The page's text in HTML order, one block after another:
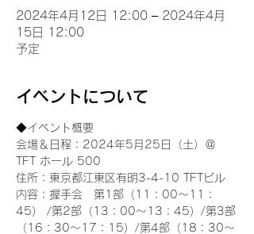
2024年4月12日 12:00 – 2024年4月
15日 12:00
予定
イベントについて
◆イベント概要
会場＆日程：2024年5月25日（土）＠
TFT ホール 500
住所：東京都江東区有明3-4-10 TFTビル
内容：握手会　第1部（11：00～11：
45） /第2部（13：00～13：45）/第3部
（16：30～17：15）/第4部（18：30～